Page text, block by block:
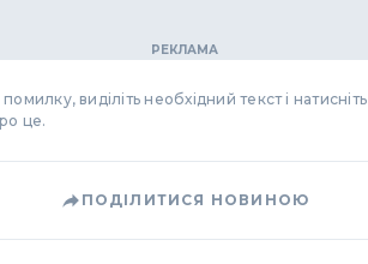
виділіть необхідний текст і натисніть
це.
ПОДІЛИТИСЯ НОВИНОЮ